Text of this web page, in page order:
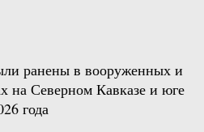
ранены в вооруженных и
на Северном Кавказе и юге
года